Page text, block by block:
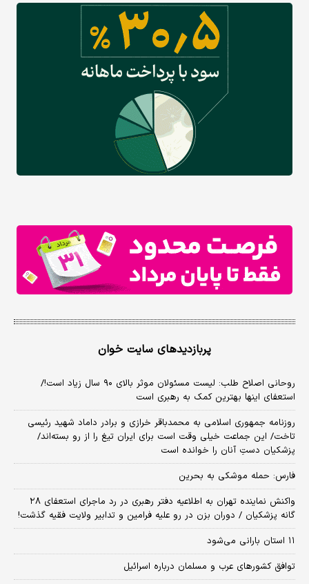
پربازدیدهای سایت خوان
روحانی اصلاح طلب: ‌لیست مسئولان موثر بالای ۹۰ سال زیاد است!/
استعفای اینها بهترین کمک به رهبری است
روزنامه جمهوری اسلامی به محمدباقر خرازی و برادر داماد شهید رئیسی
تاخت/ این جماعت خیلی وقت است برای ایران تیغ را از رو بسته‌اند/
پزشکیان دستِ آنان را خوانده است
فارس: حمله موشکی به بحرین
واکنش نماینده تهران به اطلاعیه دفتر رهبری در رد ماجرای استعفای ۲۸
گانه پزشکیان / دوران بزن در رو علیه فرامین و تدابیر ولایت فقیه گذشت!
۱۱ استان بارانی می‌شود
توافق کشورهای عرب و مسلمان درباره اسرائیل